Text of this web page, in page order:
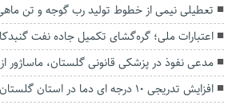
تعطیلی نیمی از خطوط تولید رب گوجه و تن
اعتبارات ملی؛ گره‌گشای تکمیل جاده نفت
مدعی نفوذ در پزشکی قانونی گلستان، ماساژور
افزایش تدریجی ۱۰ درجه ای دما در استان گلستان